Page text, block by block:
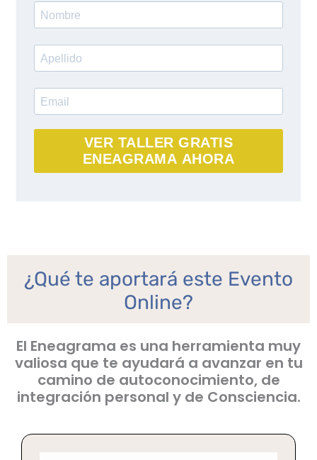
VER TALLER GRATIS
ENEAGRAMA AHORA
¿Qué te aportará este Evento
Online?
El Eneagrama es una herramienta muy
valiosa que te ayudará a avanzar en tu
camino de autoconocimiento, de
integración personal y de Consciencia.